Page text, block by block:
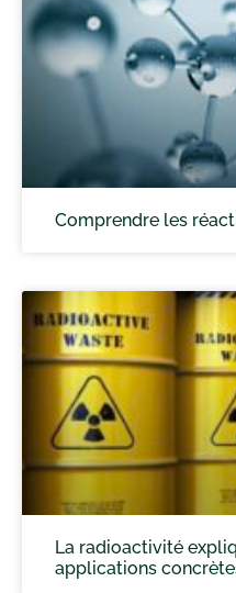
Comprendre les
La radioactivité
applications